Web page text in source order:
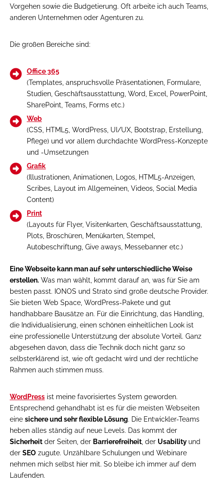
Vorgehen sowie die Budgetierung. Oft arbeite ich auch Teams,
anderen Unternehmen oder Agenturen zu.
Die großen Bereiche sind:
Office 365
(Templates, anspruchsvolle Präsentationen, Formulare,
Studien, Geschäftsausstattung, Word, Excel, PowerPoint,
SharePoint, Teams, Forms etc.)
Web
(CSS, HTML5, WordPress, UI/UX, Bootstrap, Erstellung,
Pflege) und vor allem durchdachte WordPress-Konzepte
und -Umsetzungen
Grafik
(Illustrationen, Animationen, Logos, HTML5-Anzeigen,
Scribes, Layout im Allgemeinen, Videos, Social Media
Content)
Print
(Layouts für Flyer, Visitenkarten, Geschäftsausstattung,
Plots, Broschüren, Menükarten, Stempel,
Autobeschriftung, Give aways, Messebanner etc.)
Eine Webseite kann man auf sehr unterschiedliche Weise
erstellen. Was man wählt, kommt darauf an, was für Sie am
besten passt. IONOS und Strato sind große deutsche Provider.
Sie bieten Web Space, WordPress-Pakete und gut
handhabbare Bausätze an. Für die Einrichtung, das Handling,
die Individualisierung, einen schönen einheitlichen Look ist
eine professionelle Unterstützung der absolute Vorteil. Ganz
abgesehen davon, dass die Technik doch nicht ganz so
selbsterklärend ist, wie oft gedacht wird und der rechtliche
Rahmen auch stimmen muss.
WordPress ist meine favorisiertes System geworden.
Entsprechend gehandhabt ist es für die meisten Webseiten
eine sichere und sehr flexible Lösung. Die Entwickler-Teams
heben alles ständig auf neue Levels. Das kommt der
Sicherheit der Seiten, der Barrierefreiheit , der Usability und
der SEO zugute. Unzählbare Schulungen und Webinare
nehmen mich selbst hier mit. So bleibe ich immer auf dem
Laufenden.